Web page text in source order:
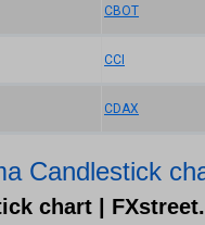
CBOT
CCI
CDAX
Candlestick
chart |